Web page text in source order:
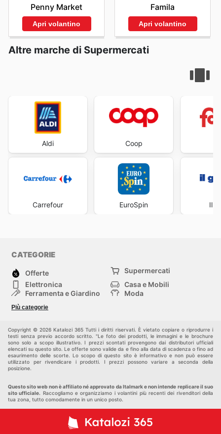
Penny Market
Apri volantino
Famila
Apri volantino
Altre marche di Supermercati
Aldi
Carrefour
Coop
EuroSpin Il
CATEGORIE
Offerte
Supermercati
Elettronica
Casa e Mobili
Ferramenta e Giardino
Moda
Bambini e Neonati
Più categorie
Copyright © 2026 Katalozi 365 Tutti i diritti riservati. È vietato copiare o riprodurre i
testi senza previo accordo scritto. "Le foto dei prodotti, le immagini e le brochure
sono solo a scopo illustrativo. I prezzi scontati provengono dai distributori ufficiali
elencati su questo sito. Le offerte sono valide da e fino alla data di scadenza o fino ad
esaurimento delle scorte. Lo scopo di questo sito è informativo e non può essere
utilizzato per rivendicare i prodotti. I prezzi possono variare a seconda della
posizione.
Questo sito web non è affiliato né approvato da Italmark e non intende replicare il suo
sito ufficiale. Raccogliamo e organizziamo i volantini più recenti dei rivenditori della
tua zona, tutto comodamente in un unico posto.